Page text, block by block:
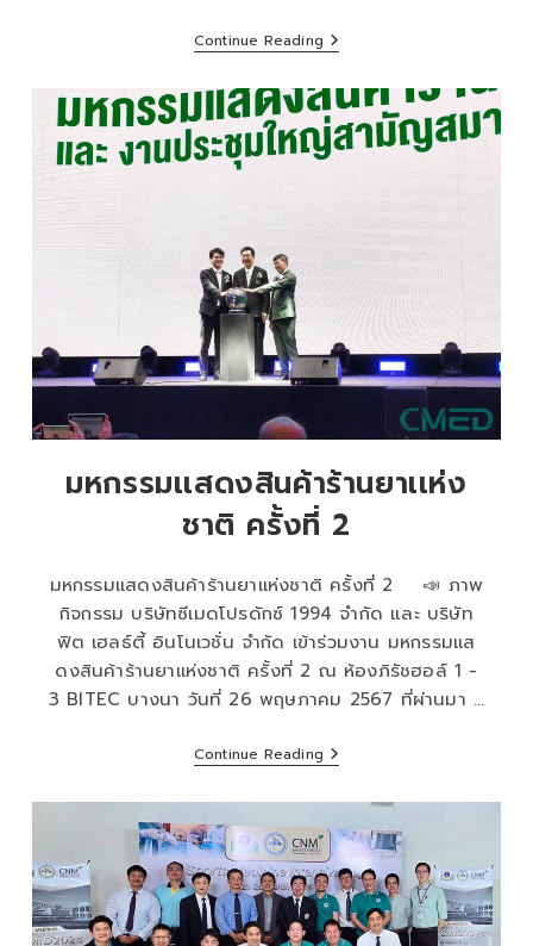
Continue Reading
มหกรรมเเสดงสินค้าร้านยาเเห่ง
ชาติ ครั้งที่ 2
มหกรรมเเสดงสินค้าร้านยาเเห่งชาติ ครั้งที่ 2 📣 ภาพ
กิจกรรม บริษัทซีเมดโปรดักซ์ 1994 จำกัด และ บริษัท
ฟิต เฮลธ์ตี้ อินโนเวชั่น จำกัด เข้าร่วมงาน มหกรรมเเส
ดงสินค้าร้านยาเเห่งชาติ ครั้งที่ 2 ณ ห้องภิรัชฮอล์ 1 -
3 BITEC บางนา วันที่ 26 พฤษภาคม 2567 ที่ผ่านมา …
Continue Reading